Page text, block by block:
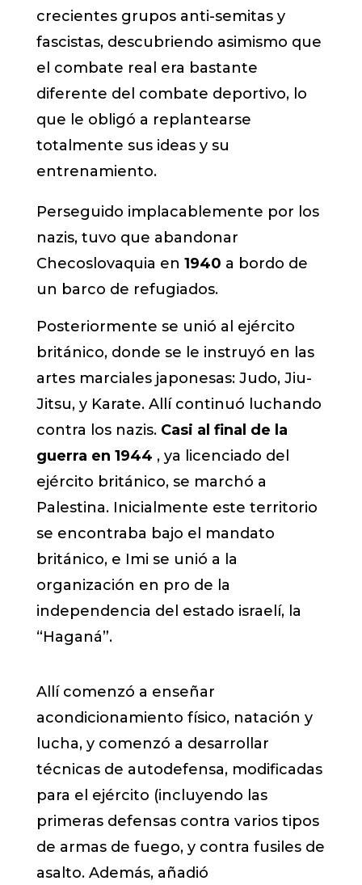
crecientes grupos anti-semitas y
fascistas, descubriendo asimismo que
el combate real era bastante
diferente del combate deportivo, lo
que le obligó a replantearse
totalmente sus ideas y su
entrenamiento.
Perseguido implacablemente por los
nazis, tuvo que abandonar
Checoslovaquia en 1940 a bordo de
un barco de refugiados.
Posteriormente se unió al ejército
británico, donde se le instruyó en las
artes marciales japonesas: Judo, Jiu-
Jitsu, y Karate. Allí continuó luchando
contra los nazis. Casi al final de la
guerra en 1944 , ya licenciado del
ejército británico, se marchó a
Palestina. Inicialmente este territorio
se encontraba bajo el mandato
británico, e Imi se unió a la
organización en pro de la
independencia del estado israelí, la
“Haganá”.
Allí comenzó a enseñar
acondicionamiento físico, natación y
lucha, y comenzó a desarrollar
técnicas de autodefensa, modificadas
para el ejército (incluyendo las
primeras defensas contra varios tipos
de armas de fuego, y contra fusiles de
asalto. Además, añadió